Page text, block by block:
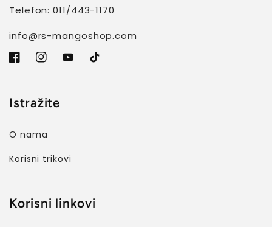
Telefon: 011/443-1170
info@rs-mangoshop.com
FacebookInstagramYouTubeTikTok
Istražite
O nama
Korisni trikovi
Korisni linkovi